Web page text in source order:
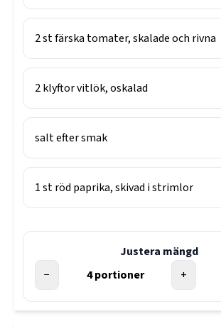
2stfärska tomater, skalade och rivna
2klyftorvitlök, oskalad
salt efter smak
1ströd paprika, skivad i strimlor
Justera mängd
−
4portioner +